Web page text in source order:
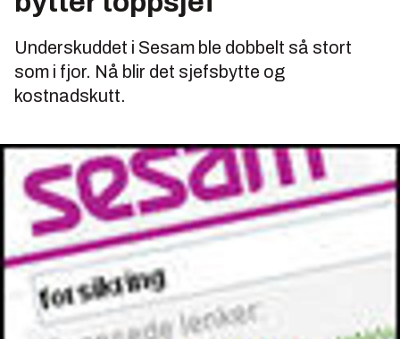
Underskuddet i Sesam ble dobbelt så stort
som i fjor. Nå blir det sjefsbytte og
kostnadskutt.